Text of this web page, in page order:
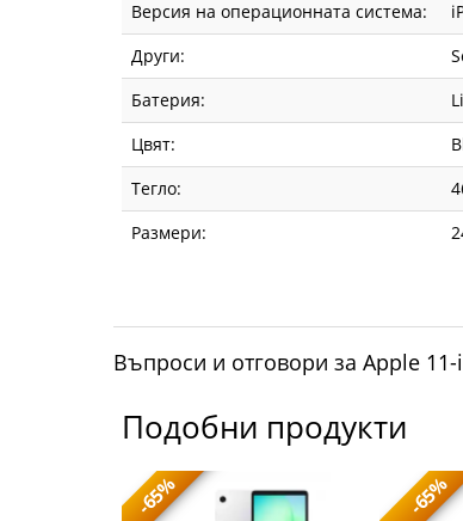
Версия на операционната система:
Други:
Батерия:
Цвят:
Тегло:
Размери:
Въпроси и отговори за Apple
Подобни продукти
-65% -65%